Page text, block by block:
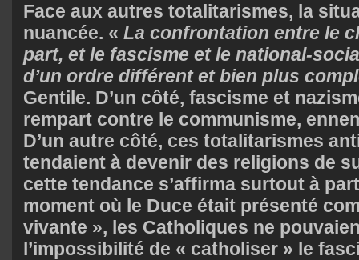
Face aux autres totalitarismes, la
nuancée. « La confrontation entre le
part, et le fascisme et le national-
d’un ordre différent et bien plus
Gentile. D’un côté, fascisme et
rempart contre le communisme,
D’un autre côté, ces totalitarismes
tendaient à devenir des religions de
cette tendance s’affirma surtout à
moment où le Duce était présenté
vivante », les Catholiques ne
l’impossibilité de « catholiser » le